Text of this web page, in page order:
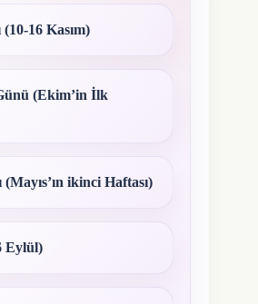
16 Kasım)
(Ekim’in İlk
ikinci Haftası)
Eylül)